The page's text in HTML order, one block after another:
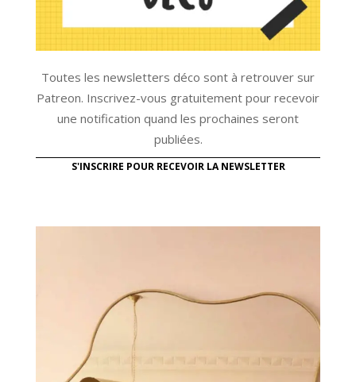
Toutes les newsletters déco sont à retrouver sur
Patreon. Inscrivez-vous gratuitement pour recevoir
une notification quand les prochaines seront
publiées.
S'INSCRIRE POUR RECEVOIR LA NEWSLETTER